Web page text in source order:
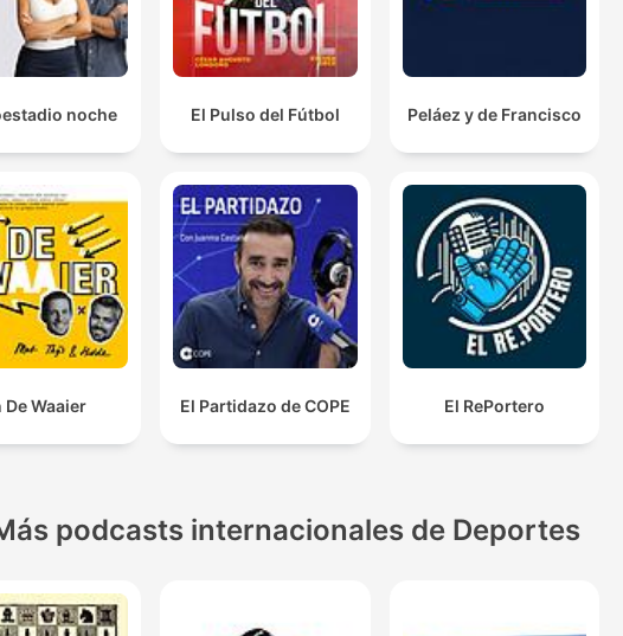
noche El Pulso del Fútbol Peláez y de Francisco
De Waaier El Partidazo de COPE El RePortero
podcasts internacionales de Deportes